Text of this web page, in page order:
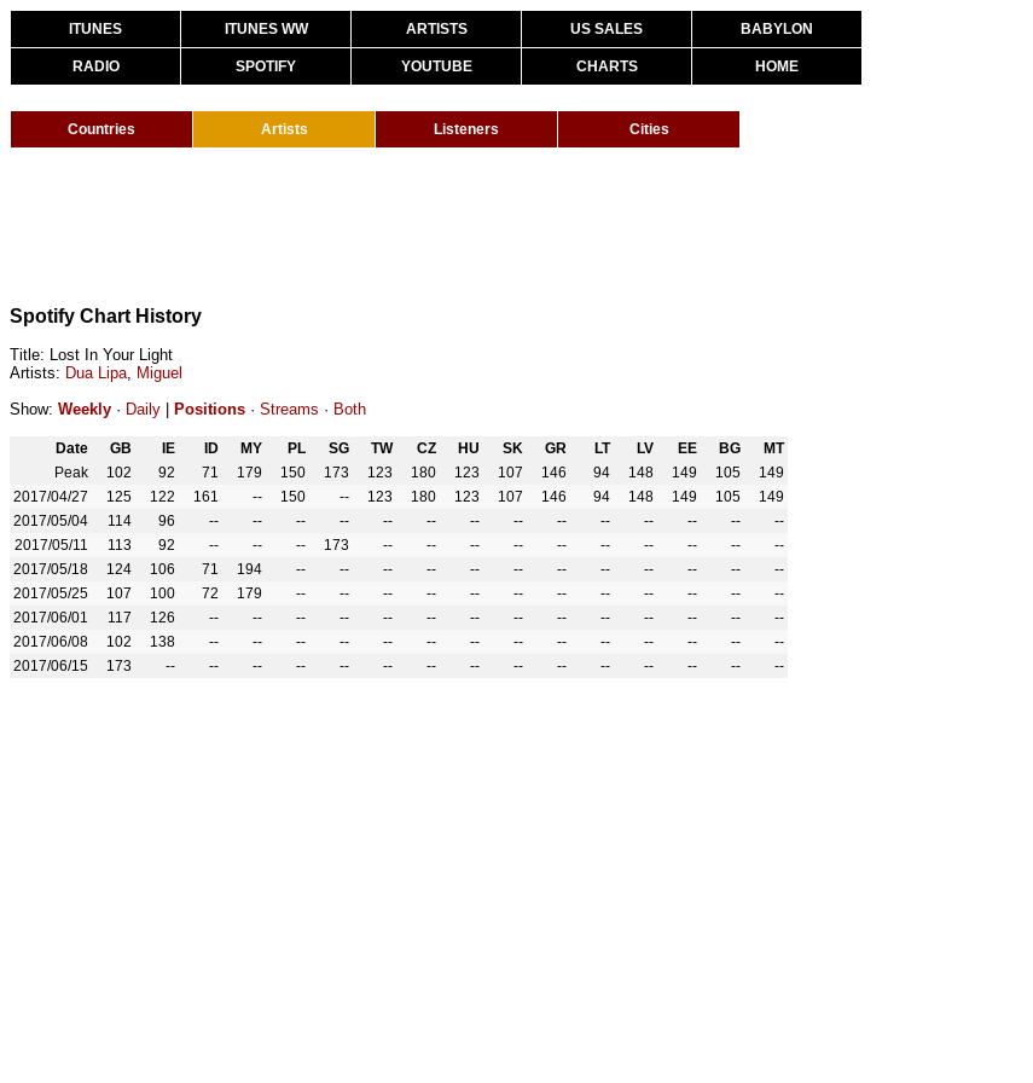
ITUNES ITUNES WW ARTISTS US SALES BABYLON
RADIO SPOTIFY YOUTUBE CHARTS HOME
Countries Artists Listeners Cities
Spotify Chart History
Title: Lost In Your Light
Artists: Dua Lipa, Miguel
Show: Weekly · Daily Positions · Streams · Both
Date GB IE ID MY PL SG TW CZ HU SK GR LT LV EE BG
MT
Peak
102 92 71 179 150 173 123 180 123 107 146 94 148 149 105
149
2017/04/27
125 122 161 -- 150 -- 123 180 123 107 146 94 148 149 105
149
2017/05/04
114 96 -- -- -- -- -- -- -- -- -- -- -- -- --
--
2017/05/11
113 92 -- -- -- 173 -- -- -- -- -- -- -- -- --
--
2017/05/18
124 106 71 194 -- -- -- -- -- -- -- -- -- -- --
--
2017/05/25
107 100 72 179 -- -- -- -- -- -- -- -- -- -- --
--
2017/06/01
117 126 -- -- -- -- -- -- -- -- -- -- -- -- --
--
2017/06/08
102 138 -- -- -- -- -- -- -- -- -- -- -- -- --
--
2017/06/15
173 -- -- -- -- -- -- -- -- -- -- -- -- -- -- --